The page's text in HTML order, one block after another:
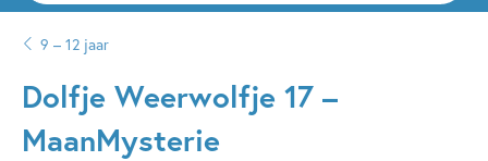
auteurs
uitgevers
9 – 12 jaar
Dolfje Weerwolfje 17 –
MaanMysterie